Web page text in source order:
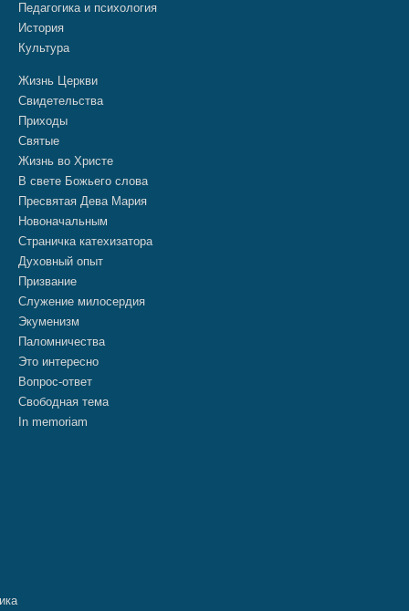
Педагогика и психология
История
Культура
Жизнь Церкви
Свидетельства
Приходы
Святые
Жизнь во Христе
В свете Божьего слова
Пресвятая Дева Мария
Новоначальным
Страничка катехизатора
Духовный опыт
Призвание
Служение милосердия
Экуменизм
Паломничества
Это интересно
Вопрос-ответ
Свободная тема
In memoriam